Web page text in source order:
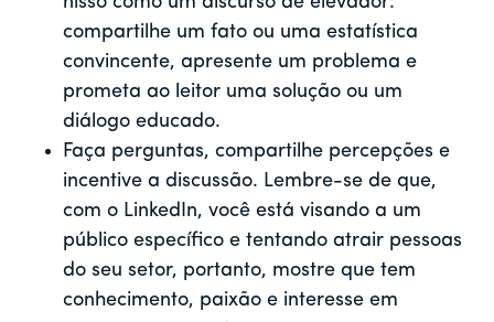
compartilhe um fato ou uma estatística
convincente, apresente um problema e
prometa ao leitor uma solução ou um
diálogo educado.
Faça perguntas, compartilhe percepções e
incentive a discussão. Lembre-se de que,
com o LinkedIn, você está visando a um
público específico e tentando atrair pessoas
do seu setor, portanto, mostre que tem
conhecimento, paixão e interesse em